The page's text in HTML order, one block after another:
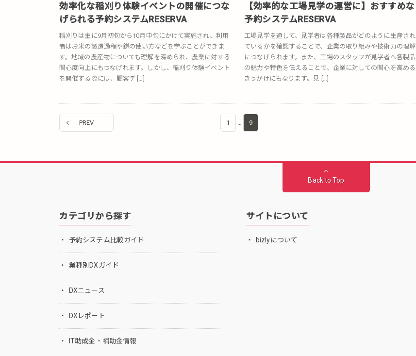
効率化な稲刈り体験イベントの開催につな
げられる予約システムRESERVA
稲刈りは主に9月初旬から10月中旬にかけて実施され、利用
者はお米の製造過程や鎌の使い方などを学ぶことができま
す。地域の農産物についても理解を深められ、農業に対する
関心度向上にもつなげれます。しかし、稲刈り体験イベント
を開催する際には、顧客デ […]
【効率的な工場見学の運営に】おすすめな
予約システムRESERVA
工場見学を通して、見学者は各種製品がどのように生産され
ているかを確認することで、企業の取り組みや技術力の理解
につなげられます。また、工場のスタッフが見学者へ各製品
の魅力や特色を伝えることで、企業に対しての関心を高める
きっかけにもなります。見 […]
PREV 1 … 9
Back to Top
カテゴリから探す
予約システム比較ガイド
業種別DXガイド
DXニュース
DXレポート
IT助成金・補助金情報
サイトについて
bizlyについて